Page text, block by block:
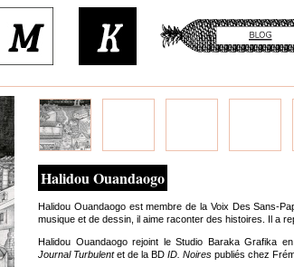
Halidou Ouandaogo
Halidou Ouandaogo est membre de la Voix Des Sans-
musique et de dessin, il aime raconter des histoires. Il a
Halidou Ouandaogo rejoint le Studio Baraka Grafika
Journal Turbulentet de la BD ID. Noires publiés chez